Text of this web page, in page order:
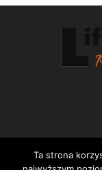
Ta strona